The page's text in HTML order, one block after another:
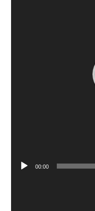
00:00